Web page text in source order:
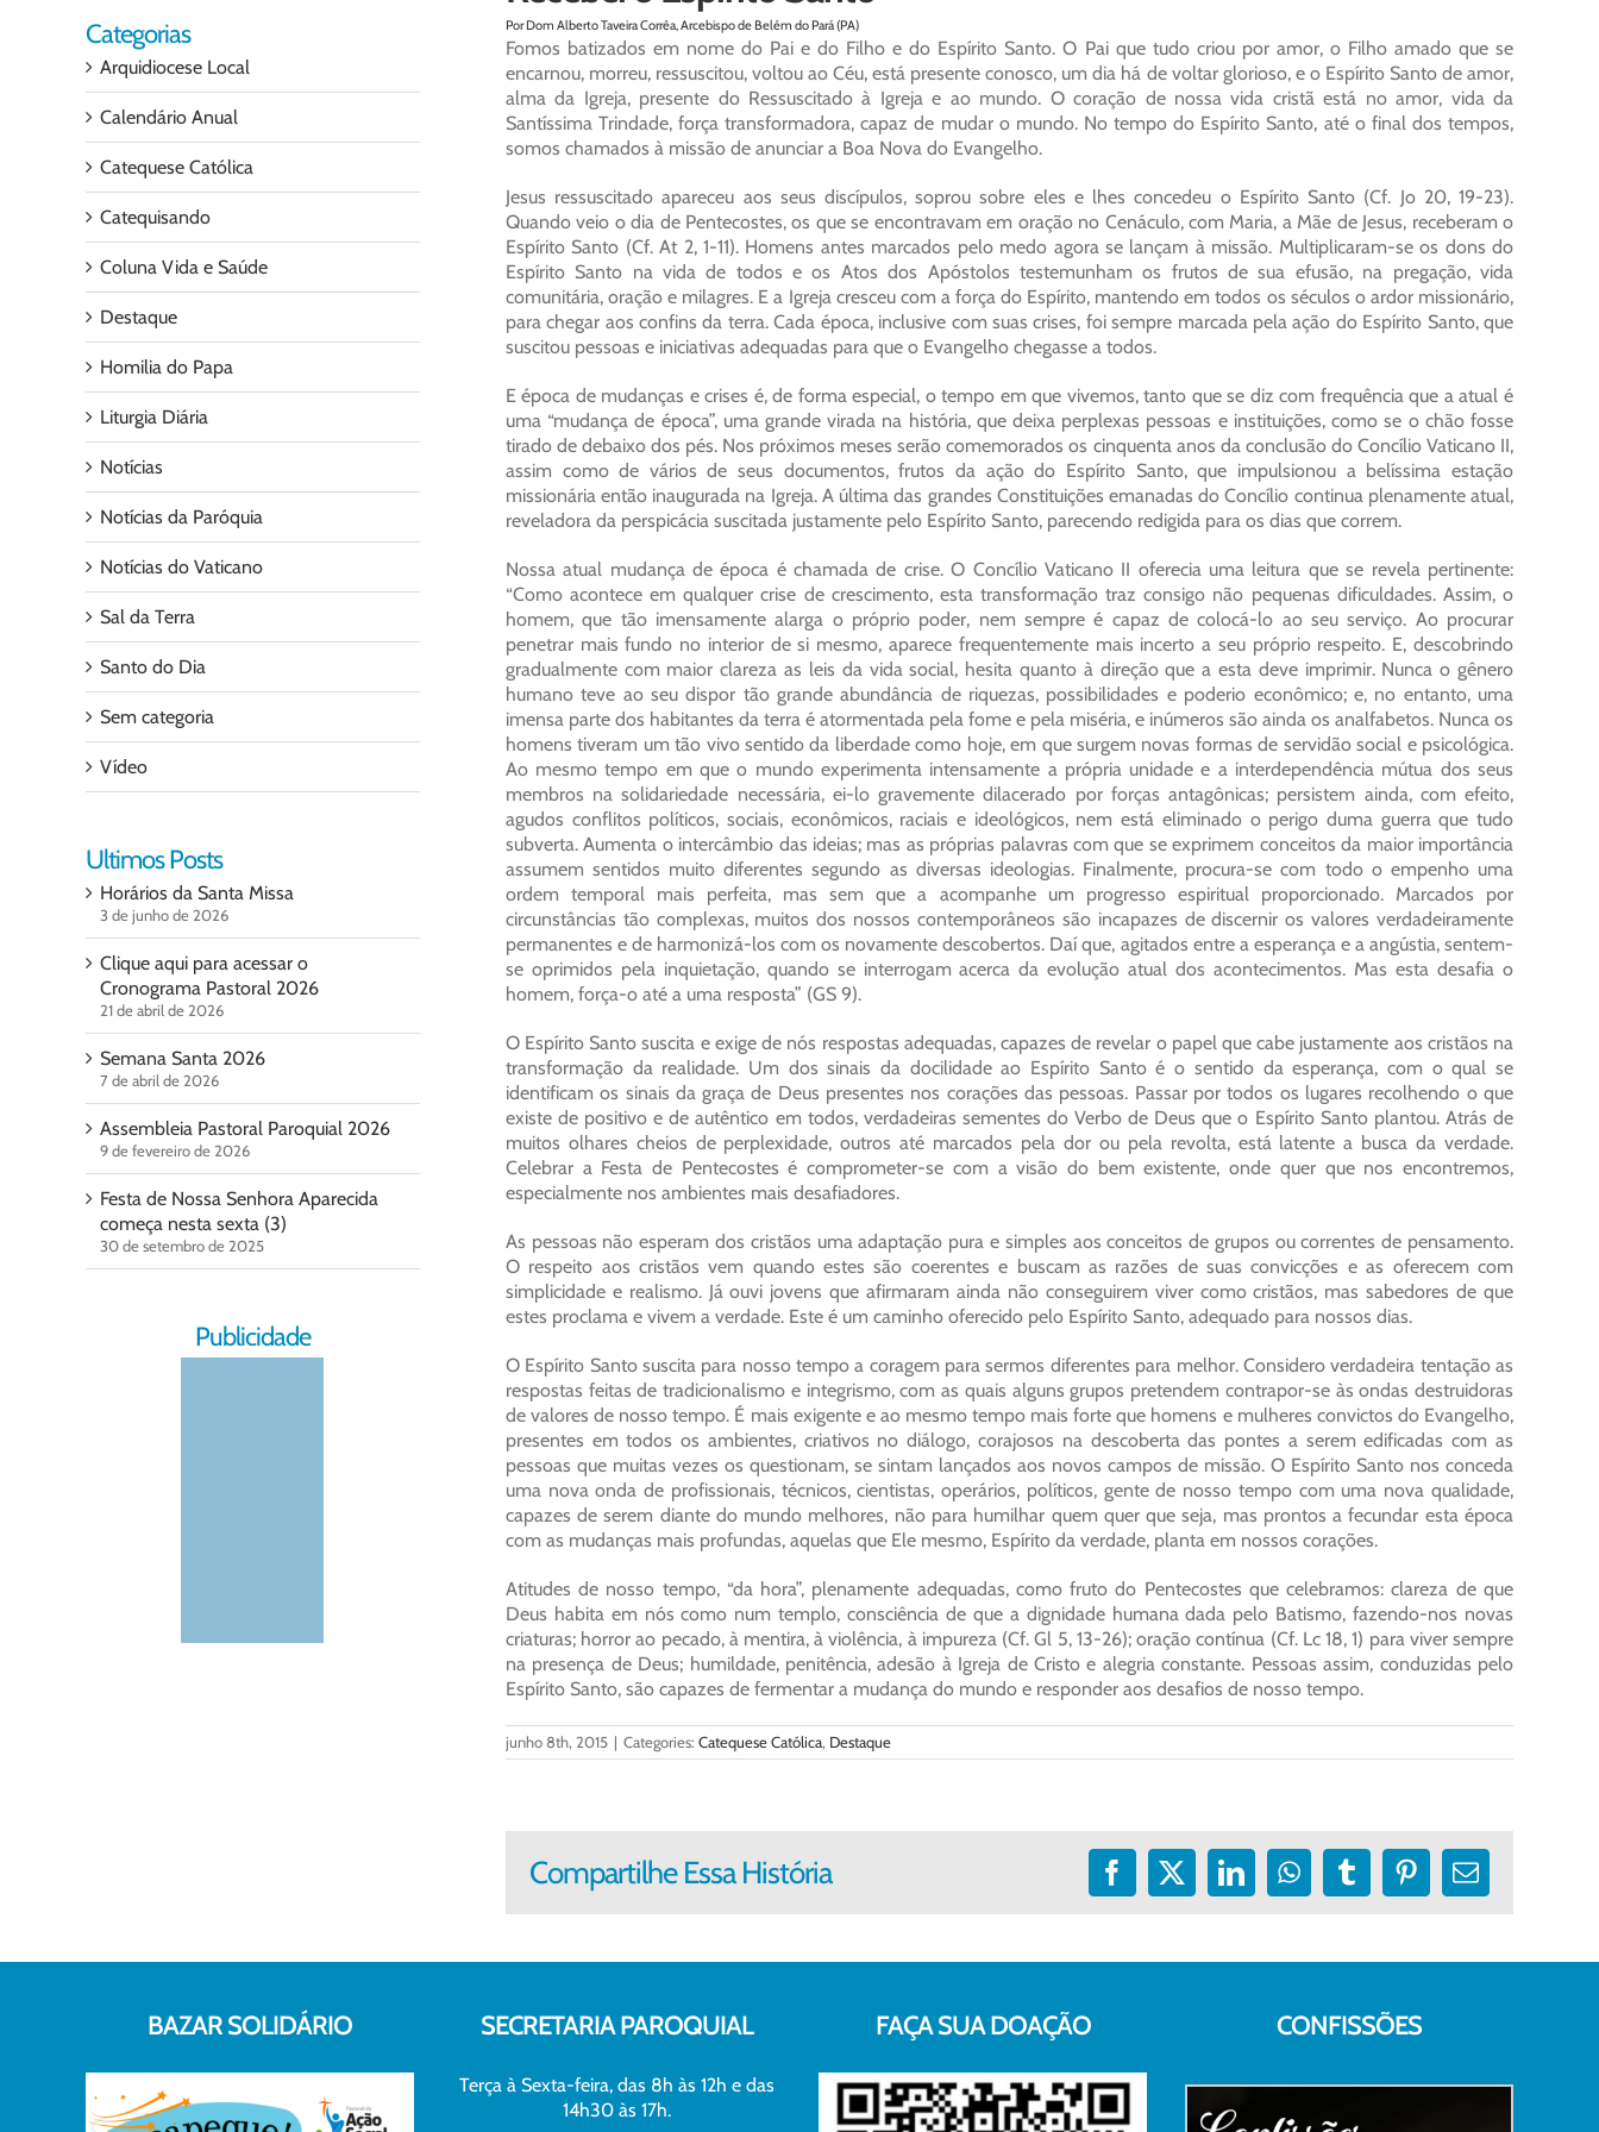
Por Dom Alberto Taveira Corrêa, Arcebispo de Belém do Pará (PA)
Fomos batizados em nome do Pai e do Filho e do Espírito Santo. O Pai que tudo criou por amor, o Filho amado que se
encarnou, morreu, ressuscitou, voltou ao Céu, está presente conosco, um dia há de voltar glorioso, e o Espírito Santo de amor,
alma da Igreja, presente do Ressuscitado à Igreja e ao mundo. O coração de nossa vida cristã está no amor, vida da
Santíssima Trindade, força transformadora, capaz de mudar o mundo. No tempo do Espírito Santo, até o final dos tempos,
somos chamados à missão de anunciar a Boa Nova do Evangelho.
Jesus ressuscitado apareceu aos seus discípulos, soprou sobre eles e lhes concedeu o Espírito Santo (Cf. Jo 20, 19-23).
Quando veio o dia de Pentecostes, os que se encontravam em oração no Cenáculo, com Maria, a Mãe de Jesus, receberam o
Espírito Santo (Cf. At 2, 1-11). Homens antes marcados pelo medo agora se lançam à missão. Multiplicaram-se os dons do
Espírito Santo na vida de todos e os Atos dos Apóstolos testemunham os frutos de sua efusão, na pregação, vida
comunitária, oração e milagres. E a Igreja cresceu com a força do Espírito, mantendo em todos os séculos o ardor missionário,
para chegar aos confins da terra. Cada época, inclusive com suas crises, foi sempre marcada pela ação do Espírito Santo, que
suscitou pessoas e iniciativas adequadas para que o Evangelho chegasse a todos.
E época de mudanças e crises é, de forma especial, o tempo em que vivemos, tanto que se diz com frequência que a atual é
uma “mudança de época”, uma grande virada na história, que deixa perplexas pessoas e instituições, como se o chão fosse
tirado de debaixo dos pés. Nos próximos meses serão comemorados os cinquenta anos da conclusão do Concílio Vaticano II,
assim como de vários de seus documentos, frutos da ação do Espírito Santo, que impulsionou a belíssima estação
missionária então inaugurada na Igreja. A última das grandes Constituições emanadas do Concílio continua plenamente atual,
reveladora da perspicácia suscitada justamente pelo Espírito Santo, parecendo redigida para os dias que correm.
Nossa atual mudança de época é chamada de crise. O Concílio Vaticano II oferecia uma leitura que se revela pertinente:
“Como acontece em qualquer crise de crescimento, esta transformação traz consigo não pequenas dificuldades. Assim, o
homem, que tão imensamente alarga o próprio poder, nem sempre é capaz de colocá-lo ao seu serviço. Ao procurar
penetrar mais fundo no interior de si mesmo, aparece frequentemente mais incerto a seu próprio respeito. E, descobrindo
gradualmente com maior clareza as leis da vida social, hesita quanto à direção que a esta deve imprimir. Nunca o gênero
humano teve ao seu dispor tão grande abundância de riquezas, possibilidades e poderio econômico; e, no entanto, uma
imensa parte dos habitantes da terra é atormentada pela fome e pela miséria, e inúmeros são ainda os analfabetos. Nunca os
homens tiveram um tão vivo sentido da liberdade como hoje, em que surgem novas formas de servidão social e psicológica.
Ao mesmo tempo em que o mundo experimenta intensamente a própria unidade e a interdependência mútua dos seus
membros na solidariedade necessária, ei-lo gravemente dilacerado por forças antagônicas; persistem ainda, com efeito,
agudos conflitos políticos, sociais, econômicos, raciais e ideológicos, nem está eliminado o perigo duma guerra que tudo
subverta. Aumenta o intercâmbio das ideias; mas as próprias palavras com que se exprimem conceitos da maior importância
assumem sentidos muito diferentes segundo as diversas ideologias. Finalmente, procura-se com todo o empenho uma
ordem temporal mais perfeita, mas sem que a acompanhe um progresso espiritual proporcionado. Marcados por
circunstâncias tão complexas, muitos dos nossos contemporâneos são incapazes de discernir os valores verdadeiramente
permanentes e de harmonizá-los com os novamente descobertos. Daí que, agitados entre a esperança e a angústia, sentem-
se oprimidos pela inquietação, quando se interrogam acerca da evolução atual dos acontecimentos. Mas esta desafia o
homem, força-o até a uma resposta” (GS 9).
O Espírito Santo suscita e exige de nós respostas adequadas, capazes de revelar o papel que cabe justamente aos cristãos na
transformação da realidade. Um dos sinais da docilidade ao Espírito Santo é o sentido da esperança, com o qual se
identificam os sinais da graça de Deus presentes nos corações das pessoas. Passar por todos os lugares recolhendo o que
existe de positivo e de autêntico em todos, verdadeiras sementes do Verbo de Deus que o Espírito Santo plantou. Atrás de
muitos olhares cheios de perplexidade, outros até marcados pela dor ou pela revolta, está latente a busca da verdade.
Celebrar a Festa de Pentecostes é comprometer-se com a visão do bem existente, onde quer que nos encontremos,
especialmente nos ambientes mais desafiadores.
As pessoas não esperam dos cristãos uma adaptação pura e simples aos conceitos de grupos ou correntes de pensamento.
O respeito aos cristãos vem quando estes são coerentes e buscam as razões de suas convicções e as oferecem com
simplicidade e realismo. Já ouvi jovens que afirmaram ainda não conseguirem viver como cristãos, mas sabedores de que
estes proclama e vivem a verdade. Este é um caminho oferecido pelo Espírito Santo, adequado para nossos dias.
O Espírito Santo suscita para nosso tempo a coragem para sermos diferentes para melhor. Considero verdadeira tentação as
respostas feitas de tradicionalismo e integrismo, com as quais alguns grupos pretendem contrapor-se às ondas destruidoras
de valores de nosso tempo. É mais exigente e ao mesmo tempo mais forte que homens e mulheres convictos do Evangelho,
presentes em todos os ambientes, criativos no diálogo, corajosos na descoberta das pontes a serem edificadas com as
pessoas que muitas vezes os questionam, se sintam lançados aos novos campos de missão. O Espírito Santo nos conceda
uma nova onda de profissionais, técnicos, cientistas, operários, políticos, gente de nosso tempo com uma nova qualidade,
capazes de serem diante do mundo melhores, não para humilhar quem quer que seja, mas prontos a fecundar esta época
com as mudanças mais profundas, aquelas que Ele mesmo, Espírito da verdade, planta em nossos corações.
Atitudes de nosso tempo, “da hora”, plenamente adequadas, como fruto do Pentecostes que celebramos: clareza de que
Deus habita em nós como num templo, consciência de que a dignidade humana dada pelo Batismo, fazendo-nos novas
criaturas; horror ao pecado, à mentira, à violência, à impureza (Cf. Gl 5, 13-26); oração contínua (Cf. Lc 18, 1) para viver sempre
na presença de Deus; humildade, penitência, adesão à Igreja de Cristo e alegria constante. Pessoas assim, conduzidas pelo
Espírito Santo, são capazes de fermentar a mudança do mundo e responder aos desafios de nosso tempo.
junho 8th, 2015 | Categories: Catequese Católica, Destaque
Compartilhe Essa História Facebook
X LinkedInWhatsApp
TumblrPinterest
E-
Categorias
Arquidiocese Local
Calendário Anual
Catequese Católica
Catequisando
Coluna Vida e Saúde
Destaque
Homilia do Papa
Liturgia Diária
Notícias
Notícias da Paróquia
Notícias do Vaticano
Sal da Terra
Santo do Dia
Sem categoria
Vídeo
Ultimos Posts
Horários da Santa Missa
3 de junho de 2026
Clique aqui para acessar o
Cronograma Pastoral 2026
21 de abril de 2026
Semana Santa 2026
7 de abril de 2026
Assembleia Pastoral Paroquial 2026
9 de fevereiro de 2026
Festa de Nossa Senhora Aparecida
começa nesta sexta (3)
30 de setembro de 2025
Publicidade
BAZAR SOLIDÁRIO SECRETARIA PAROQUIAL
Terça à Sexta-feira, das 8h às 12h e das
14h30 às 17h.
FAÇA SUA DOAÇÃO CONFISSÕES